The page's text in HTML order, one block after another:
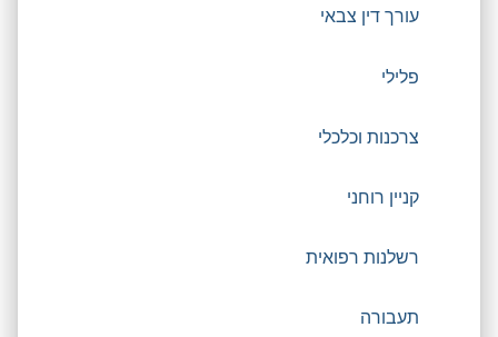
עורך דין צבאי
פלילי
צרכנות וכלכלי
קניין רוחני
רשלנות רפואית
תעבורה